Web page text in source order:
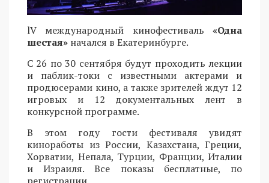
lV международный кинофестиваль «Одна
шестая» начался в Екатеринбурге.
С 26 по 30 сентября будут проходить лекции
и паблик-токи с известными актерами и
продюсерами кино, а также зрителей ждут 12
игровых и 12 документальных лент в
конкурсной программе.
В этом году гости фестиваля увидят
киноработы из России, Казахстана, Греции,
Хорватии, Непала, Турции, Франции, Италии
и Израиля. Все показы бесплатные, по